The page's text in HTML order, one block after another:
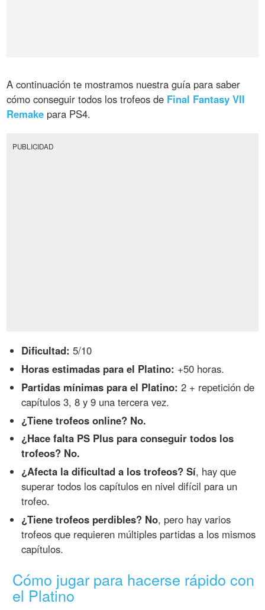
A continuación te mostramos nuestra guía para saber
cómo conseguir todos los trofeos de Final Fantasy VII
Remake para PS4.
PUBLICIDAD
Dificultad: 5/10
Horas estimadas para el Platino: +50 horas.
Partidas mínimas para el Platino: 2 + repetición de
capítulos 3, 8 y 9 una tercera vez.
¿Tiene trofeos online? No.
¿Hace falta PS Plus para conseguir todos los
trofeos? No.
¿Afecta la dificultad a los trofeos? Sí, hay que
superar todos los capítulos en nivel difícil para un
trofeo.
¿Tiene trofeos perdibles? No, pero hay varios
trofeos que requieren múltiples partidas a los mismos
capítulos.
Cómo jugar para hacerse rápido con
el Platino